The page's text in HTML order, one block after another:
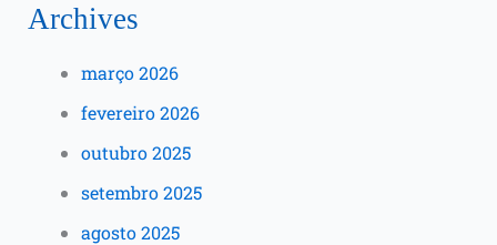
Archives
março 2026
fevereiro 2026
outubro 2025
setembro 2025
agosto 2025